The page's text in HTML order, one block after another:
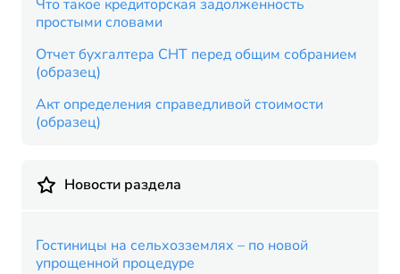
Что такое кредиторская задолженность
простыми словами
Отчет бухгалтера СНТ перед общим собранием
(образец)
Акт определения справедливой стоимости
(образец)
Новости раздела
Гостиницы на сельхозземлях – по новой
упрощенной процедуре